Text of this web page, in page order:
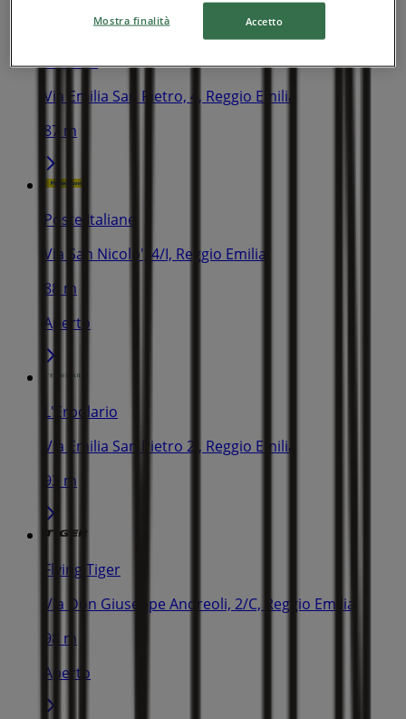
Credem
Via Emilia San Pietro, 4, Reggio Emilia
87 m
Poste Italiane
Via San Nicolo', 4/I, Reggio Emilia
88 m
Aperto
L'Erbolario
Via Emilia San Pietro 2i, Reggio Emilia
93 m
Flying Tiger
Via Don Giuseppe Andreoli, 2/C, Reggio Emilia
98 m
Aperto
Mostra finalità Accetto